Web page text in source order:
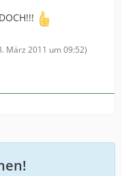
März 2011 um 09:52)